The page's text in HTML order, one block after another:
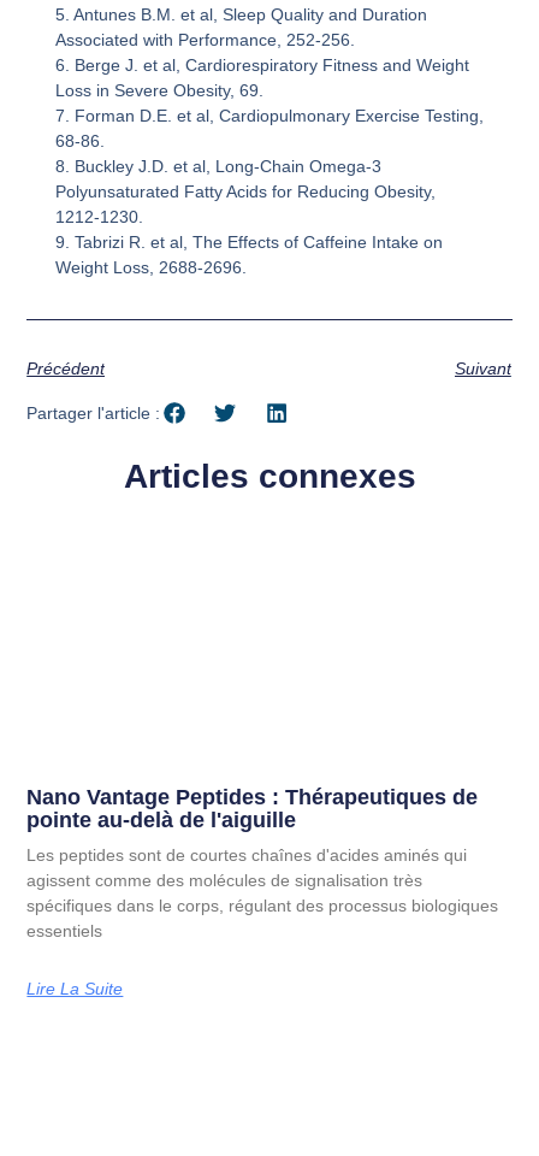
5. Antunes B.M. et al, Sleep Quality and Duration
Associated with Performance, 252-256.
6. Berge J. et al, Cardiorespiratory Fitness and Weight
Loss in Severe Obesity, 69.
7. Forman D.E. et al, Cardiopulmonary Exercise Testing,
68-86.
8. Buckley J.D. et al, Long-Chain Omega-3
Polyunsaturated Fatty Acids for Reducing Obesity,
1212-1230.
9. Tabrizi R. et al, The Effects of Caffeine Intake on
Weight Loss, 2688-2696.
Précédent Suivant
Partager l'article :
Articles connexes
Nano Vantage Peptides : Thérapeutiques de
pointe au-delà de l'aiguille
Les peptides sont de courtes chaînes d'acides aminés qui
agissent comme des molécules de signalisation très
spécifiques dans le corps, régulant des processus biologiques
essentiels
Lire La Suite